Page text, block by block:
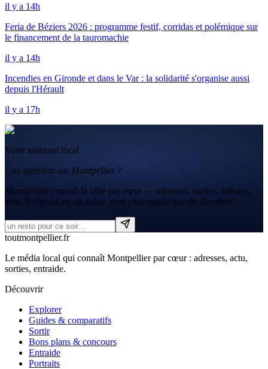
il y a 14h
Feria de Béziers 2026 : programme festif, corridas et polémique sur
le financement de la tauromachie
il y a 14h
Incendies en Gironde et dans le Var : la solidarité s'organise aussi
depuis l'Hérault
il y a 17h
Votre assistant local
Une question sur Montpellier ?
Montpellito connaît la ville par cœur — adresses, sorties, artisans,
actu. Il répond en un éclair, c'est plus rapide que de chercher.
toutmontpellier.fr
Le média local qui connaît Montpellier par cœur : adresses, actu,
sorties, entraide.
Découvrir
Explorer
Guides & comparatifs
Sortir
Bons plans & concours
Entraide
Portraits